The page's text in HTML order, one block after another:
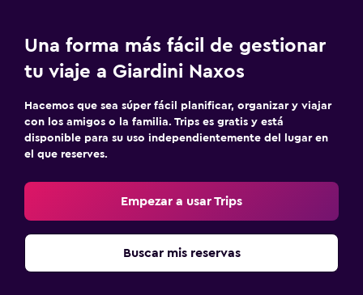
Una forma más fácil de gestionar
tu viaje a Giardini Naxos
Hacemos que sea súper fácil planificar, organizar y viajar
con los amigos o la familia. Trips es gratis y está
disponible para su uso independientemente del lugar en
el que reserves.
Empezar a usar Trips
Buscar mis reservas